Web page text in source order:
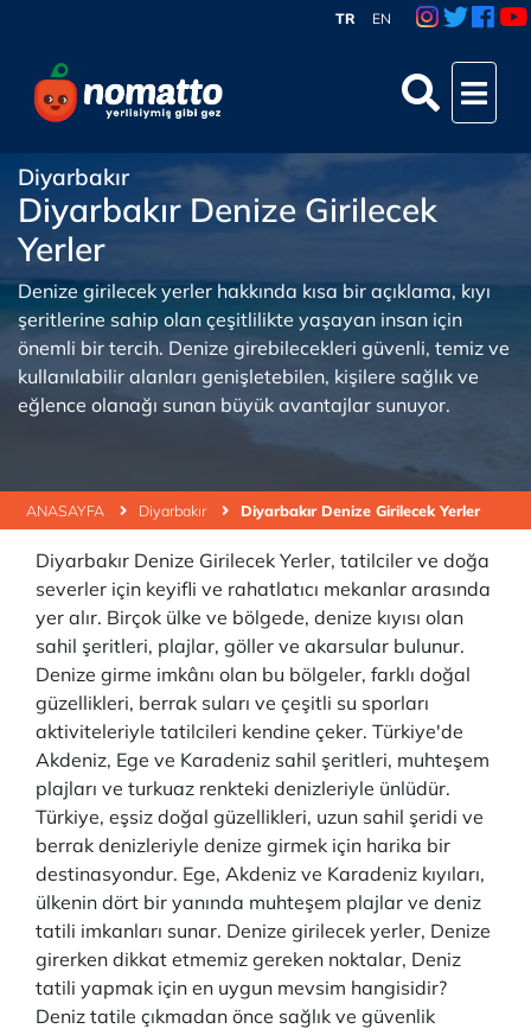
TR EN
ANASAYFA Diyarbakır Diyarbakır Denize Girilecek Yerler
Diyarbakır
Diyarbakır Denize Girilecek
Yerler
Denize girilecek yerler hakkında kısa bir açıklama, kıyı
şeritlerine sahip olan çeşitlilikte yaşayan insan için
önemli bir tercih. Denize girebilecekleri güvenli, temiz ve
kullanılabilir alanları genişletebilen, kişilere sağlık ve
eğlence olanağı sunan büyük avantajlar sunuyor.
Diyarbakır Denize Girilecek Yerler, tatilciler ve doğa
severler için keyifli ve rahatlatıcı mekanlar arasında
yer alır. Birçok ülke ve bölgede, denize kıyısı olan
sahil şeritleri, plajlar, göller ve akarsular bulunur.
Denize girme imkânı olan bu bölgeler, farklı doğal
güzellikleri, berrak suları ve çeşitli su sporları
aktiviteleriyle tatilcileri kendine çeker. Türkiye'de
Akdeniz, Ege ve Karadeniz sahil şeritleri, muhteşem
plajları ve turkuaz renkteki denizleriyle ünlüdür.
Türkiye, eşsiz doğal güzellikleri, uzun sahil şeridi ve
berrak denizleriyle denize girmek için harika bir
destinasyondur. Ege, Akdeniz ve Karadeniz kıyıları,
ülkenin dört bir yanında muhteşem plajlar ve deniz
tatili imkanları sunar. Denize girilecek yerler, Denize
girerken dikkat etmemiz gereken noktalar, Deniz
tatili yapmak için en uygun mevsim hangisidir?
Deniz tatile çıkmadan önce sağlık ve güvenlik